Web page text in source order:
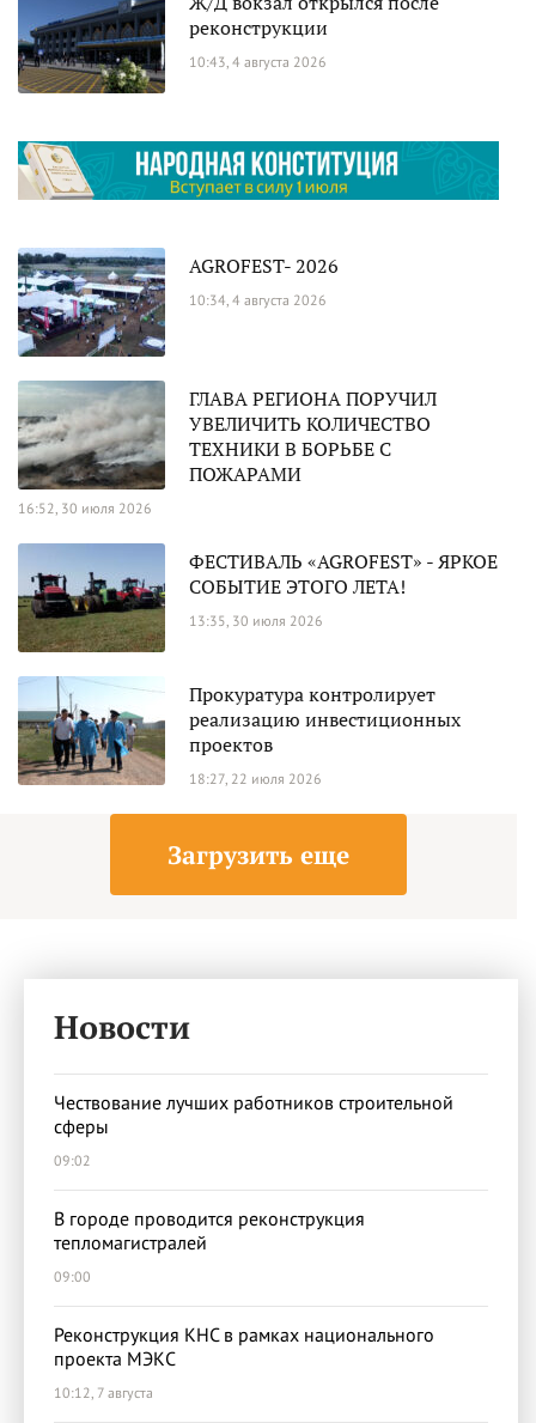
реконструкции
10:43, 4 августа 2026
AGROFEST- 2026
10:34, 4 августа 2026
ГЛАВА РЕГИОНА ПОРУЧИЛ
УВЕЛИЧИТЬ КОЛИЧЕСТВО
ТЕХНИКИ В БОРЬБЕ С
ПОЖАРАМИ
16:52, 30 июля 2026
ФЕСТИВАЛЬ «AGROFEST» - ЯРКОЕ
СОБЫТИЕ ЭТОГО ЛЕТА!
13:35, 30 июля 2026
Прокуратура контролирует
реализацию инвестиционных
проектов
18:27, 22 июля 2026
Загрузить еще
Новости
Чествование лучших работников строительной
сферы
09:02
В городе проводится реконструкция
тепломагистралей
09:00
Реконструкция КНС в рамках национального
проекта МЭКС
10:12, 7 августа